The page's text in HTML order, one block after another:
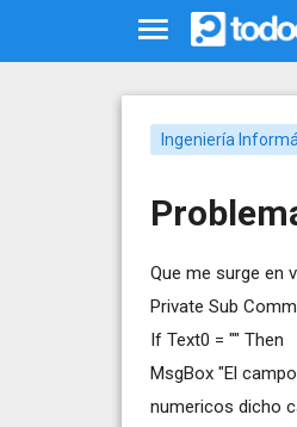
Ingeniería
Que me surge en
Private Sub
If Text0 = "" Then
MsgBox "El
numericos dicho